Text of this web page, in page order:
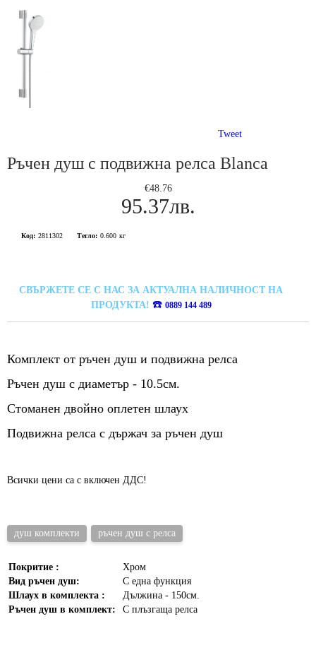
Tweet
Ръчен душ с подвижна релса Blanca
€48.76
95.37лв.
Код: 2811302 Тегло: 0.600 кг
СВЪРЖЕТЕ СЕ С НАС ЗА АКТУАЛНА НАЛИЧНОСТ НА
ПРОДУКТА! ☎️ 0889 144 489
Комплект от ръчен душ и подвижна релса
Ръчен душ с диаметър - 10.5см.
Стоманен двойно оплетен шлаух
Подвижна релса с държач за ръчен душ
Всички цени са с включен ДДС!
душ комплекти ръчен душ с релса
Покритие :
Хром
Вид ръчен душ:
С една функция
Шлаух в комплекта :
Дължина - 150см.
Ръчен душ в комплект:
С плъзгаща релса